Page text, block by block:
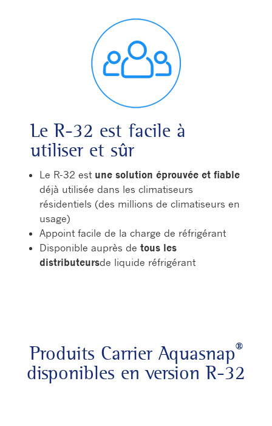
Le R-32 est facile à
utiliser et sûr
Le R-32 est une solution éprouvée et fiable
déjà utilisée dans les climatiseurs
résidentiels (des millions de climatiseurs en
usage)
Appoint facile de la charge de réfrigérant
Disponible auprès de tous les
distributeursde liquide réfrigérant
Produits Carrier Aquasnap®
disponibles en version R-32